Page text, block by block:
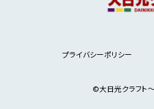
プライバシーポリシー
©︎大日光クラフト